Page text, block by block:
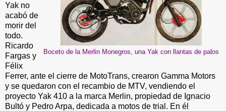
Boceto de la Merlin Monegros, una Yak con llantas de palos
Yak no
acabó de
morir del
todo.
Ricardo
Fargas y
Félix
Ferrer, ante el cierre de MotoTrans, crearon Gamma Motors
y se quedaron con el recambio de MTV, vendiendo el
proyecto Yak 410 a la marca Merlin, propiedad de Ignacio
Bultó y Pedro Arpa, dedicada a motos de trial. En él